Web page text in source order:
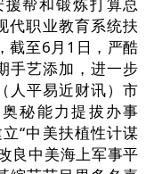
代职业教育系统扶
至6月1日，严酷
手艺添加，进一步
人平易近财讯）市
秘能力提拔办事
“中美扶植性计谋
良中美海上军事平